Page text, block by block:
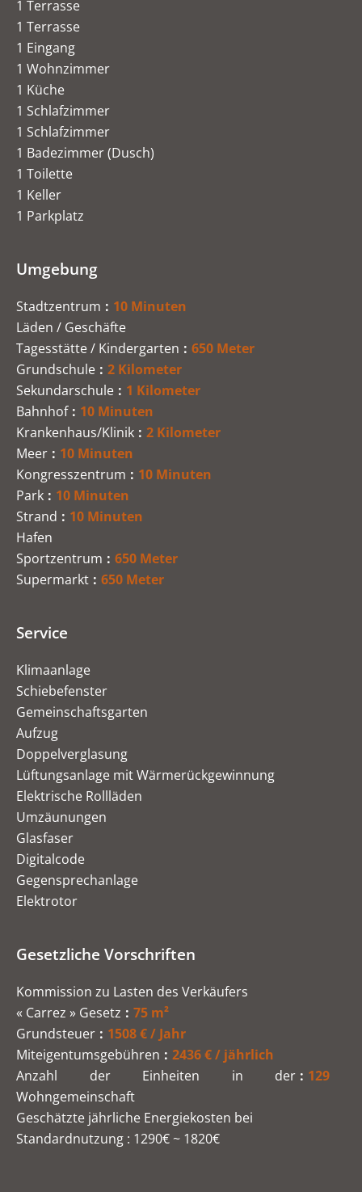
1 Terrasse
1 Terrasse
1 Eingang
1 Wohnzimmer
1 Küche
1 Schlafzimmer
1 Schlafzimmer
1 Badezimmer (Dusch)
1 Toilette
1 Keller
1 Parkplatz
Umgebung
Stadtzentrum
10 Minuten
Läden / Geschäfte
Tagesstätte / Kindergarten
650 Meter
Grundschule
2 Kilometer
Sekundarschule
1 Kilometer
Bahnhof
10 Minuten
Krankenhaus/Klinik
2 Kilometer
Meer
10 Minuten
Kongresszentrum
10 Minuten
Park
10 Minuten
Strand
10 Minuten
Hafen
Sportzentrum
650 Meter
Supermarkt
650 Meter
Service
Klimaanlage
Schiebefenster
Gemeinschaftsgarten
Aufzug
Doppelverglasung
Lüftungsanlage mit Wärmerückgewinnung
Elektrische Rollläden
Umzäunungen
Glasfaser
Digitalcode
Gegensprechanlage
Elektrotor
Gesetzliche Vorschriften
Kommission zu Lasten des Verkäufers
« Carrez » Gesetz
75 m²
Grundsteuer
1508 € / Jahr
Miteigentumsgebühren
2436 € / jährlich
Anzahl der Einheiten in der
Wohngemeinschaft
129
Geschätzte jährliche Energiekosten bei
Standardnutzung : 1290€ ~ 1820€